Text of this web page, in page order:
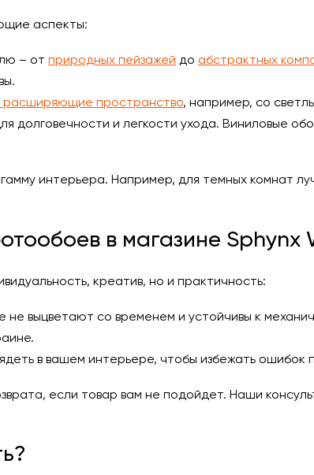
аспекты:
– от природных пейзажей до абстрактных
расширяющие пространство, например, со
долговечности и легкости ухода. Виниловые
интерьера. Например, для темных комнат
в магазине Sphynx
креатив, но и практичность:
выцветают со временем и устойчивы к
в вашем интерьере, чтобы избежать ошибок
если товар вам не подойдет. Наши